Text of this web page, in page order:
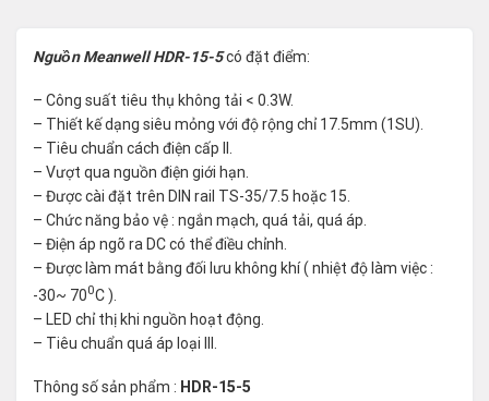
Nguồn Meanwell HDR-15-5có đặt điểm:
– Công suất tiêu thụ không tải < 0.3W.
– Thiết kế dạng siêu mỏng với độ rộng chỉ 17.5mm (1SU).
– Tiêu chuẩn cách điện cấp II.
– Vượt qua nguồn điện giới hạn.
– Được cài đặt trên DIN rail TS-35/7.5 hoặc 15.
– Chức năng bảo vệ : ngắn mạch, quá tải, quá áp.
– Điện áp ngõ ra DC có thể điều chỉnh.
– Được làm mát bằng đối lưu không khí ( nhiệt độ làm việc :
-30~ 700C ).
– LED chỉ thị khi nguồn hoạt động.
– Tiêu chuẩn quá áp loại III.
Thông số sản phẩm : HDR-15-5